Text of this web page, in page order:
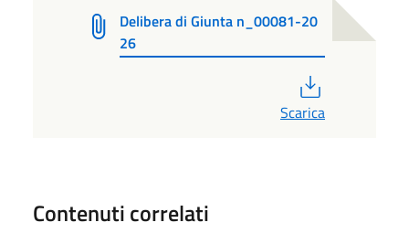
Delibera di Giunta n_00081-20
26
Scarica
Contenuti correlati